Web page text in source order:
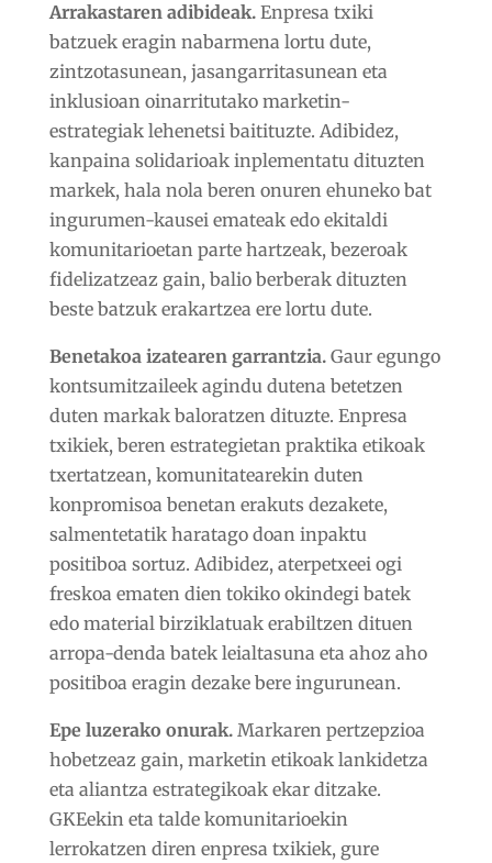
Arrakastaren adibideak.Enpresa txiki
batzuek eragin nabarmena lortu dute,
zintzotasunean, jasangarritasunean eta
inklusioan oinarritutako marketin-
estrategiak lehenetsi baitituzte. Adibidez,
kanpaina solidarioak inplementatu dituzten
markek, hala nola beren onuren ehuneko bat
ingurumen-kausei emateak edo ekitaldi
komunitarioetan parte hartzeak, bezeroak
fidelizatzeaz gain, balio berberak dituzten
beste batzuk erakartzea ere lortu dute.
Benetakoa izatearen garrantzia. Gaur egungo
kontsumitzaileek agindu dutena betetzen
duten markak baloratzen dituzte. Enpresa
txikiek, beren estrategietan praktika etikoak
txertatzean, komunitatearekin duten
konpromisoa benetan erakuts dezakete,
salmentetatik haratago doan inpaktu
positiboa sortuz. Adibidez, aterpetxeei ogi
freskoa ematen dien tokiko okindegi batek
edo material birziklatuak erabiltzen dituen
arropa-denda batek leialtasuna eta ahoz aho
positiboa eragin dezake bere ingurunean.
Epe luzerako onurak.Markaren pertzepzioa
hobetzeaz gain, marketin etikoak lankidetza
eta aliantza estrategikoak ekar ditzake.
GKEekin eta talde komunitarioekin
lerrokatzen diren enpresa txikiek, gure